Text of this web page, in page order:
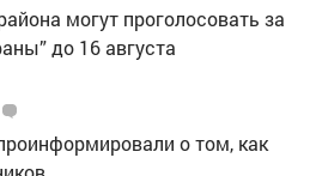
могут проголосовать за
до 16 августа
о том, как